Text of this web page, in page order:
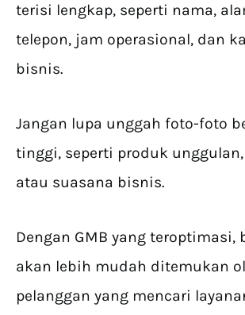
terisi lengkap, seperti nama,
telepon, jam operasional, dan
bisnis.
Jangan lupa unggah foto-foto
tinggi, seperti produk
atau suasana bisnis.
Dengan GMB yang teroptimasi,
akan lebih mudah ditemukan
pelanggan yang mencari